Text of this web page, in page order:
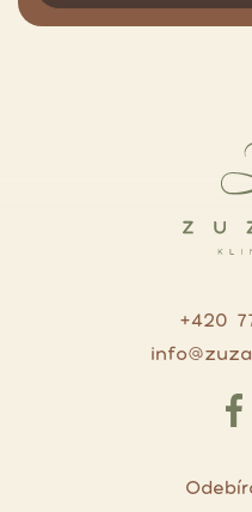
+420